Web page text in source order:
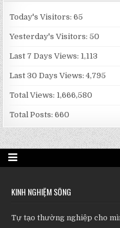
Today's Visitors:65
Yesterday's Visitors:50
Last 7 Days Views: 1,113
Last 30 Days Views:4,795
Total Views: 1,666,580
Total Posts:660
KINH NGHIỆM SỐNG
Tự tạo thường nghiệp cho